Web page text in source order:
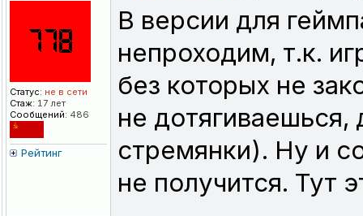
Статус: не в сети
Стаж: 17 лет
Сообщений: 486
Рейтинг
В версии для
непроходим, т.к.
без которых не
не
стремянки). Ну и
не получится. Тут